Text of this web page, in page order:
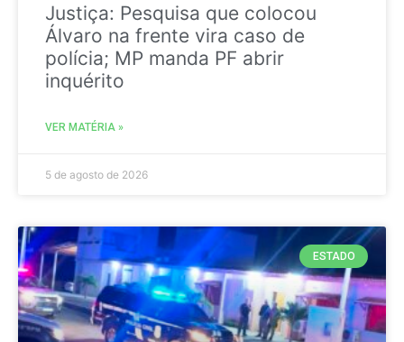
Justiça: Pesquisa que colocou
Álvaro na frente vira caso de
polícia; MP manda PF abrir
inquérito
VER MATÉRIA »
5 de agosto de 2026
ESTADO